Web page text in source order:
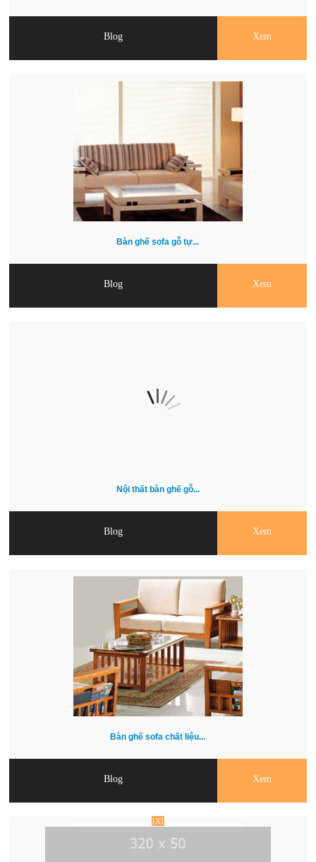
Blog Xem
Bàn ghế sofa gỗ tự...
Blog Xem
Nội thất bàn ghế gỗ...
Blog Xem
Bàn ghế sofa chất liệu...
Blog Xem
[X]